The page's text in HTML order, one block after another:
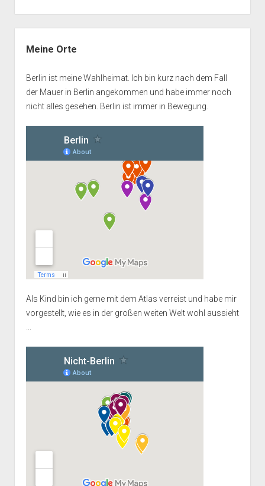
Meine Orte
Berlin ist meine Wahlheimat. Ich bin kurz nach dem Fall
der Mauer in Berlin angekommen und habe immer noch
nicht alles gesehen. Berlin ist immer in Bewegung.
Als Kind bin ich gerne mit dem Atlas verreist und habe mir
vorgestellt, wie es in der großen weiten Welt wohl aussieht